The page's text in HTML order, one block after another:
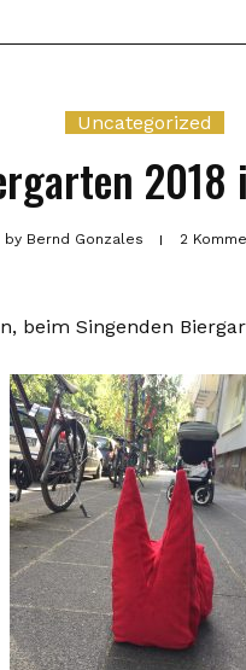
Uncategorized
2018
byBernd Gonzales 2
beim Singenden